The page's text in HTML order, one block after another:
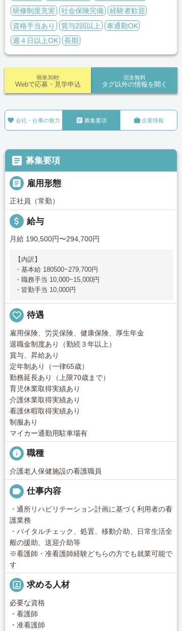
研修制度充実 社会保険完備
経験者歓迎
資格手当あり
賞与2回以上
車通勤OK
週４日以上OK
長期
完全無料
タグ以外の情報を聞く
簡単30秒
Webで応募・見学申込
 会社・仕事の魅力  募集要項 企業情報
 募集要項
 雇用形態
正社員（常勤）
attach_money 給与
月給 190,500円〜294,700円
【内訳】
・基本給 180500~279,700円
・職務手当 10,000~15,000円
・皆勤手当 10,000円
favorite_border 待遇
雇用保険、労災保険、健康保険、厚生年金
退職金制度あり（勤続３年以上）
賞与、昇給あり
定年制あり（一律65歳）
勤務延長あり（上限70歳まで）
育児休業取得実績あり
介護休業取得実績あり
看護休暇取得実績あり
制服あり
マイカー通勤用駐車場有
info 職種
介護老人保健施設の看護職員
label 仕事内容
・通所リハビリテーション計画に基づく利用者の看
護業務
・バイタルチェック、処置、移動介助、日常生活全
般の援助、送迎介助等
※看護師・准看護師経験どちらの方でも就業可能で
す
portrait 求める人材
必要な資格
・看護師
・准看護師